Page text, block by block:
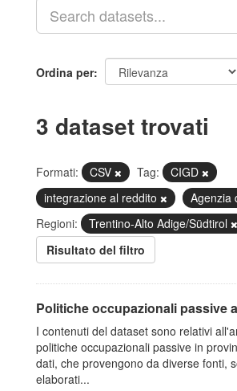
Ordina per
3 dataset trovati
Formati: CSV Tag:
CIGD
integrazione al reddito
Agenzia
Regioni:
Trentino-Alto Adige/Südtirol
Risultato del filtro
Politiche occupazionali passive
I contenuti del dataset sono relativi
politiche occupazionali passive in
dati, che provengono da diverse fonti,
elaborati...